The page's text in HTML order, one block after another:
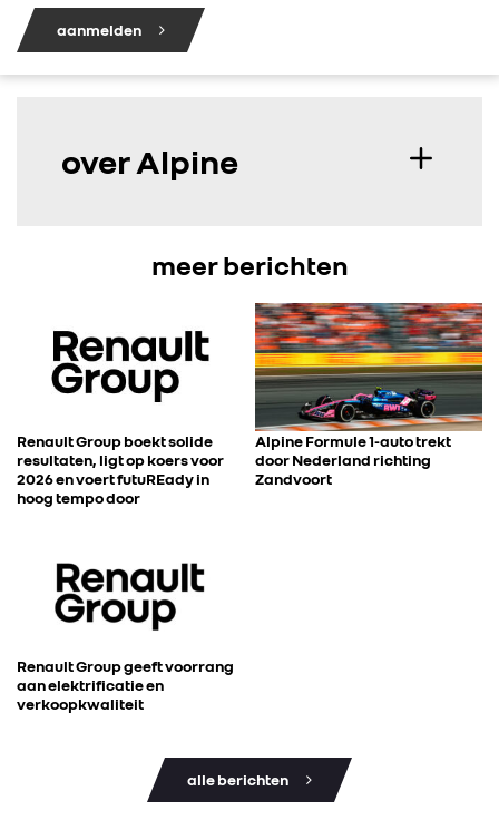
aanmelden
over Alpine
meer berichten
Renault Group boekt solide
resultaten, ligt op koers voor
2026 en voert futuREady in
hoog tempo door
Alpine Formule 1-auto trekt
door Nederland richting
Zandvoort
Renault Group geeft voorrang
aan elektrificatie en
verkoopkwaliteit
alle berichten